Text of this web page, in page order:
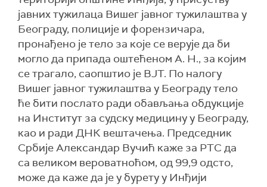
јавних тужилаца Вишег јавног тужилаштва у
Београду, полиције и форензичара,
пронађено је тело за које се верује да би
могло да припада оштећеном А. Н., за којим
се трагало, саопштио је ВЈТ. По налогу
Вишег јавног тужилаштва у Београду тело
ће бити послато ради обављања обдукције
на Институт за судску медицину у Београду,
као и ради ДНК вештачења. Председник
Србије Александар Вучић каже за РТС да
са великом вероватноћом, од 99,9 одсто,
може да каже да је у бурету у Инђији